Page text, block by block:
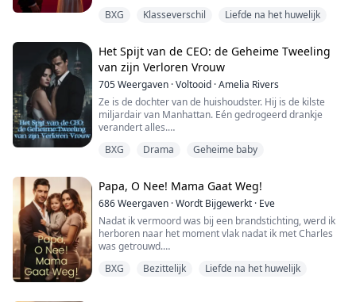
aanbidders werd bewonderd en begeerd.
BXG Klasseverschil Liefde na het huwelijk
Het Spijt van de CEO: de Geheime Tweeling
van zijn Verloren Vrouw
705Weergaven ·Voltooid ·Amelia Rivers
Ze is de dochter van de huishoudster. Hij is de kilste
miljardair van Manhattan. Eén gedrogeerd drankje
verandert alles.
Aria Taylor wordt wakker in het bed van Blake Morgan,
zijn dienstmeid in werkelijkheid. Terwijl Blake zijn ware
liefde Emma etaleert op de gala’s van Manhattan,
betaalt A...
BXG Drama Geheime baby
Papa, O Nee! Mama Gaat Weg!
686Weergaven ·Wordt Bijgewerkt · Eve
Nadat ik vermoord was bij een brandstichting, werd ik
herboren naar het moment vlak nadat ik met Charles
was getrouwd.
mijn dochter en voor mijn carrière.
BXG Bezittelijk Liefde na het huwelijk